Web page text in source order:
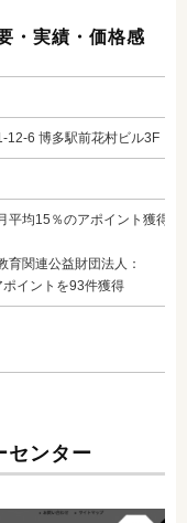
・実績・価格感
12-6 博多駅前花村ビル3F・5F
均15％のアポイント獲得率
育関連公益財団法人：
イントを93件獲得
センター